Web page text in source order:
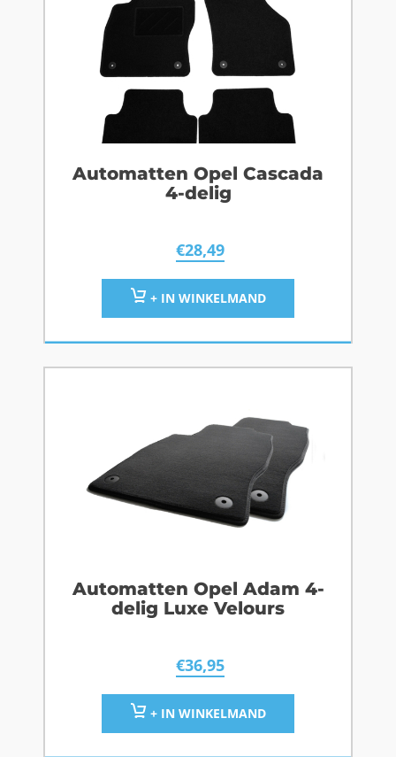
Automatten Opel Cascada
4-delig
€28,49
+ IN WINKELMAND
Automatten Opel Adam 4-
delig Luxe Velours
€36,95
+ IN WINKELMAND